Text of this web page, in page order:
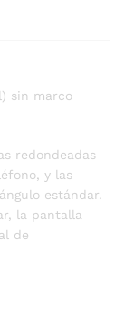
sin marco
redondeadas
y las
estándar.
la pantalla
de